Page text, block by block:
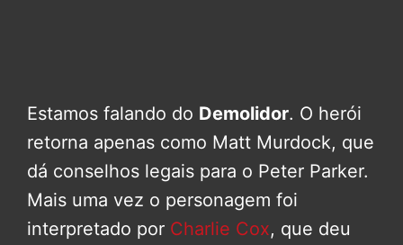
Estamos falando do Demolidor. O herói
retorna apenas como Matt Murdock, que
dá conselhos legais para o Peter Parker.
Mais uma vez o personagem foi
interpretado por Charlie Cox, que deu